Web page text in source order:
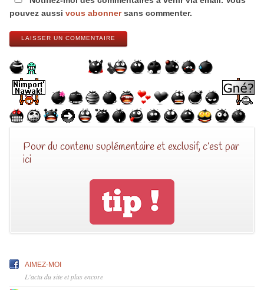
pouvez aussi vous abonnersans commenter.
LAISSER UN COMMENTAIRE
Pour du contenu suplémentaire et exclusif, c’est par
ici
AIMEZ-MOI
L'actu du site et plus encore